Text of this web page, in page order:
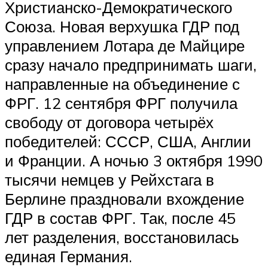
Христианско-Демократического
Союза. Новая верхушка ГДР под
управлением Лотара де Майцире
сразу начало предпринимать шаги,
направленные на объединение с
ФРГ. 12 сентября ФРГ получила
свободу от договора четырёх
победителей: СССР, США, Англии
и Франции. А ночью 3 октября 1990
тысячи немцев у Рейхстага в
Берлине праздновали вхождение
ГДР в состав ФРГ. Так, после 45
лет разделения, восстановилась
единая Германия.